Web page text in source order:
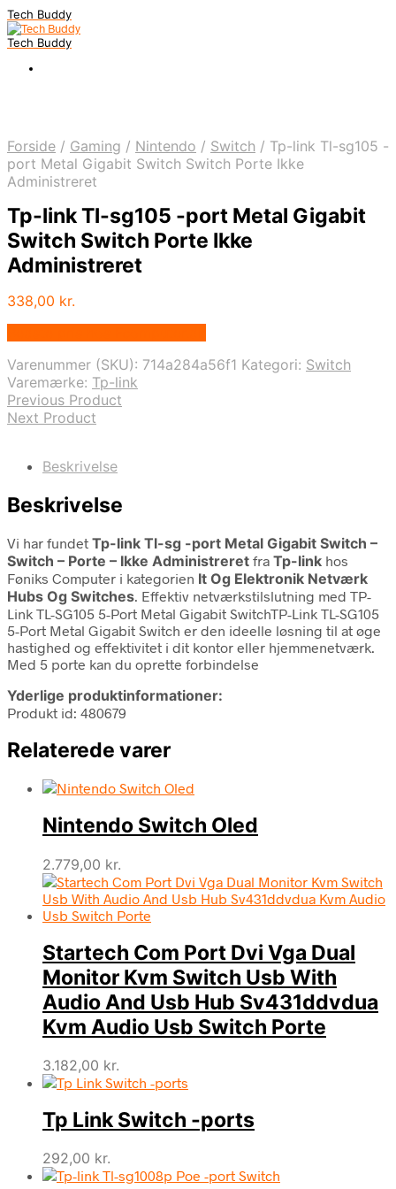
Tech Buddy
Tech Buddy
Forside / Gaming / Nintendo / Switch / Tp-link Tl-sg105 -
port Metal Gigabit Switch Switch Porte Ikke
Administreret
Tp-link Tl-sg105 -port Metal Gigabit
Switch Switch Porte Ikke
Administreret
338,00 kr.
Varenummer (SKU): 714a284a56f1 Kategori: Switch
Varemærke: Tp-link
Previous Product
Next Product
Beskrivelse
Beskrivelse
Vi har fundet Tp-link Tl-sg -port Metal Gigabit Switch –
Switch – Porte – Ikke Administreret fra Tp-link hos
Føniks Computer i kategorien It Og Elektronik Netværk
Hubs Og Switches. Effektiv netværkstilslutning med TP-
Link TL-SG105 5-Port Metal Gigabit SwitchTP-Link TL-SG105
5-Port Metal Gigabit Switch er den ideelle løsning til at øge
hastighed og effektivitet i dit kontor eller hjemmenetværk.
Med 5 porte kan du oprette forbindelse
Yderlige produktinformationer:
Produkt id: 480679
Relaterede varer
Nintendo Switch Oled
2.779,00 kr.
Startech Com Port Dvi Vga Dual
Monitor Kvm Switch Usb With
Audio And Usb Hub Sv431ddvdua
Kvm Audio Usb Switch Porte
3.182,00 kr.
Tp Link Switch -ports
292,00 kr.